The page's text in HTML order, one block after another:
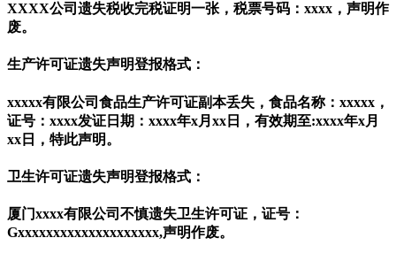
XXXX公司遗失税收完税证明一张，税票号码：xxxx，声明作
废。
生产许可证遗失声明登报格式：
xxxxx有限公司食品生产许可证副本丢失，食品名称：xxxxx，
证号：xxxx发证日期：xxxx年x月xx日，有效期至:xxxx年x月
xx日，特此声明。
卫生许可证遗失声明登报格式：
厦门xxxx有限公司不慎遗失卫生许可证，证号：
Gxxxxxxxxxxxxxxxxxxxx,声明作废。